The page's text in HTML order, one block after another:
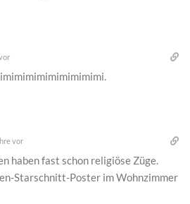
vor
haben fast schon religiöse Züge.
Starschnitt-Poster im Wohnzimmer